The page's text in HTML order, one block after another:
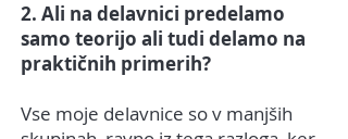
2. Ali na delavnici predelamo
samo teorijo ali tudi delamo na
praktičnih primerih?
Vse moje delavnice so v manjših